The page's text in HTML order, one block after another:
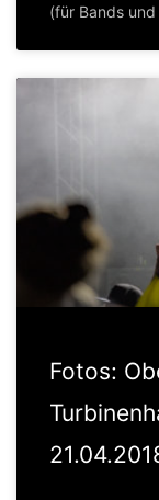
(für Bands und
Fotos: